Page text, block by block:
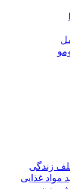
زندگی
مواد غذایی